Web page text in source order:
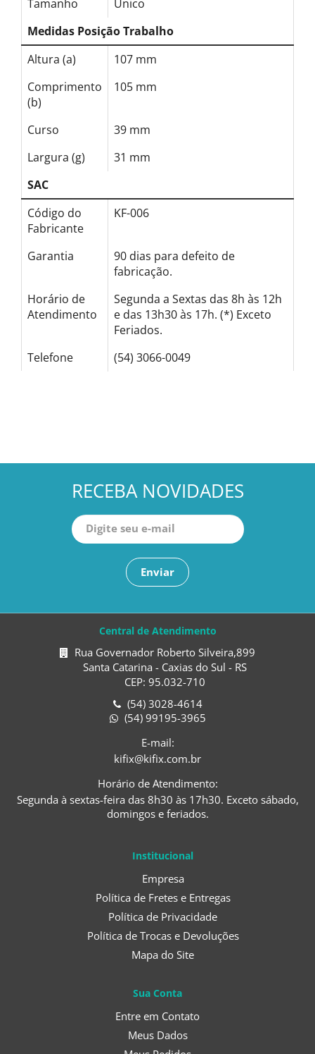
Tamanho
Único
Medidas Posição Trabalho
Altura (a)
107 mm
Comprimento
(b)
105 mm
Curso
39 mm
Largura (g)
31 mm
SAC
Código do
Fabricante
KF-006
Garantia
90 dias para defeito de
fabricação.
Horário de
Atendimento
Segunda a Sextas das 8h às 12h
e das 13h30 às 17h. (*) Exceto
Feriados.
Telefone
(54) 3066-0049
RECEBA NOVIDADES
Enviar
Institucional
Empresa
Política de Fretes e Entregas
Política de Privacidade
Política de Trocas e Devoluções
Mapa do Site
Sua Conta
Entre em Contato
Meus Dados
Central de Atendimento
Rua Governador Roberto Silveira,899
Santa Catarina - Caxias do Sul - RS
CEP: 95.032-710
(54) 3028-4614
(54) 99195-3965
E-mail:
kifix@kifix.com.br
Horário de Atendimento:
Segunda à sextas-feira das 8h30 às 17h30. Exceto sábado,
domingos e feriados.